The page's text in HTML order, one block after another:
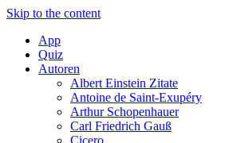
Skip to the content
App
Quiz
Autoren
Albert Einstein Zitate
Antoine de Saint-Exupéry
Arthur Schopenhauer
Carl Friedrich Gauß
Cicero